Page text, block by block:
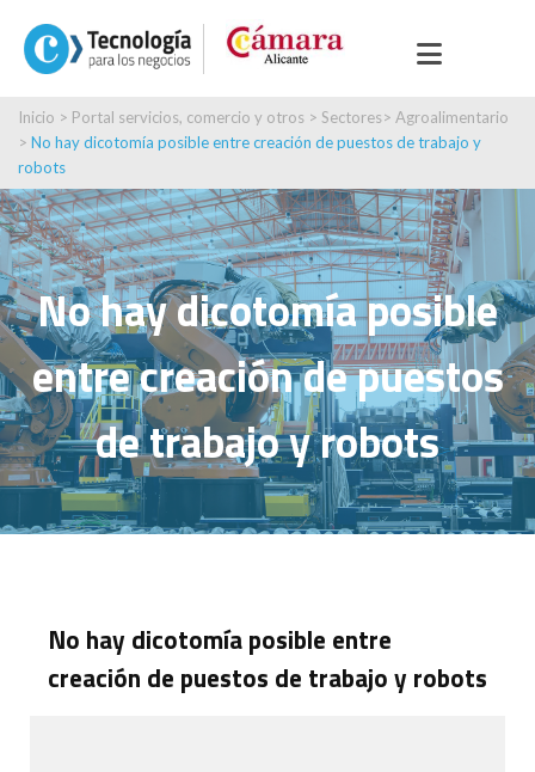
Inicio > Portal servicios, comercio y otros > Sectores> Agroalimentario
> No hay dicotomía posible entre creación de puestos de trabajo y
robots
No hay dicotomía posible
entre creación de puestos
de trabajo y robots
No hay dicotomía posible entre
creación de puestos de trabajo y robots